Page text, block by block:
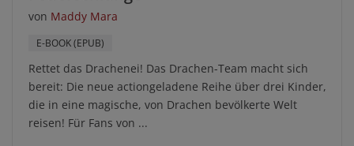
von Maddy Mara
E-BOOK (EPUB)
Rettet das Drachenei! Das Drachen-Team macht sich
bereit: Die neue actiongeladene Reihe über drei Kinder,
die in eine magische, von Drachen bevölkerte Welt
reisen! Für Fans von ...